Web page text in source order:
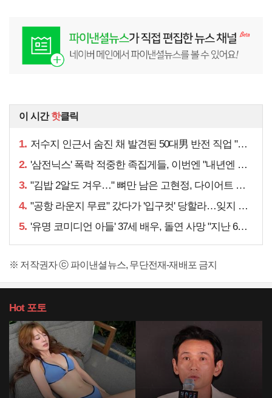
이 시간핫클릭
1. 저수지 인근서 숨진 채 발견된 50대男 반전 직업 "얼마 전…"
2. '삼전닉스' 폭락 적중한 족집게들, 이번엔 "내년엔 더욱…"
3. "김밥 2알도 겨우…" 뼈만 남은 고현정, 다이어트 아니라
4. "공항 라운지 무료" 갔다가 '입구컷' 당할라…잊지 말아야 할 것
5. '유명 코미디언 아들' 37세 배우, 돌연 사망 "지난 6월에도…"
※ 저작권자 ⓒ 파이낸셜뉴스, 무단전재-재배포 금지
Hot포토